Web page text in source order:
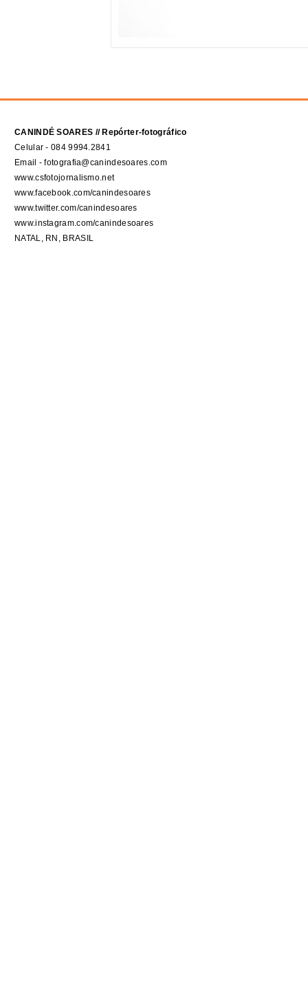
CANINDÉ SOARES // Repórter-fotográfico
Celular - 084 9994.2841
Email - fotografia@canindesoares.com
www.csfotojornalismo.net
www.facebook.com/canindesoares
www.twitter.com/canindesoares
www.instagram.com/canindesoares
NATAL, RN, BRASIL